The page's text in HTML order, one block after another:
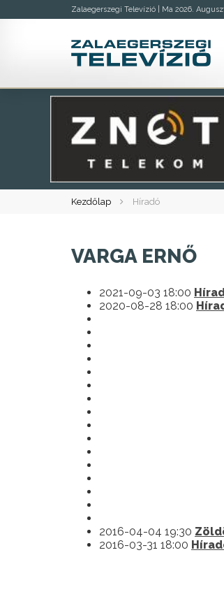
Zalaegerszegi Televízió | Ma 2026.
Kezdőlap Híradó
VARGA ERNŐ
2021-09-03 18:00
2020-08-28 18:00
2016-04-04 19:30
2016-03-31 18:00